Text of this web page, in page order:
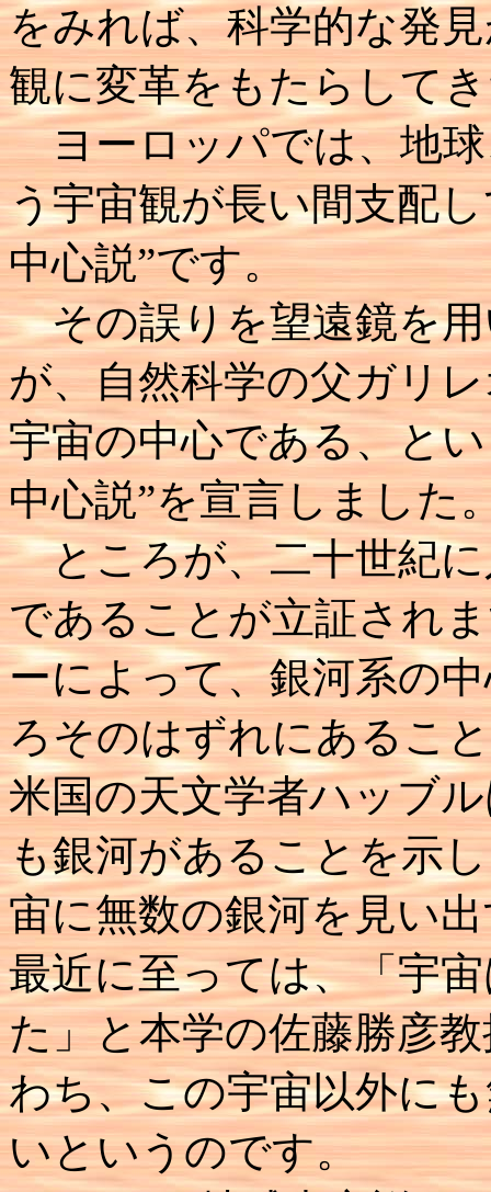
をみれば、科学的な発
観に変革をもたらして
ヨーロッパでは、地球
う宇宙観が長い間支配
中心説”です。
その誤りを望遠鏡を用
が、自然科学の父ガリ
宇宙の中心である、と
中心説”を宣言しました
ところが、二十世紀に
であることが立証され
ーによって、銀河系の
ろそのはずれにあるこ
米国の天文学者ハッブ
も銀河があることを示
宙に無数の銀河を見い
最近に至っては、「宇
た」と本学の佐藤勝彦
わち、この宇宙以外に
いというのです。